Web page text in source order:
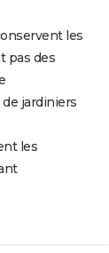
les
pas des
jardiniers
les